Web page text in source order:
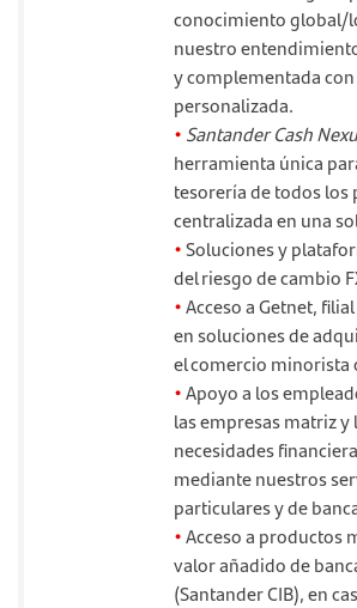
conocimiento global/
nuestro
y complementada
personalizada.
• Santander Cash
herramienta única
tesorería de todos los
centralizada en una
•Soluciones y
del riesgo de cambio
•Acceso a Getnet,
en soluciones de
el comercio minorista
•Apoyo a los
las empresas matriz y
necesidades
mediante nuestros
particulares y de
•Acceso a productos
valor añadido de
(Santander CIB), en